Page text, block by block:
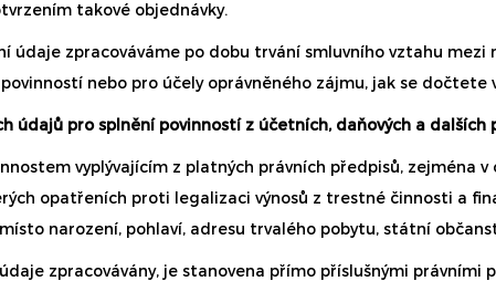
takové objednávky.
údaje zpracováváme po dobu trvání smluvního vztahu
nebo pro účely oprávněného zájmu, jak se
údajů pro splnění povinností z účetních, daňových a dalších
vyplývajícím z platných právních předpisů, zejména
opatřeních proti legalizaci výnosů z trestné činnosti a
narození, pohlaví, adresu trvalého pobytu, státní
zpracovávány, je stanovena přímo příslušnými